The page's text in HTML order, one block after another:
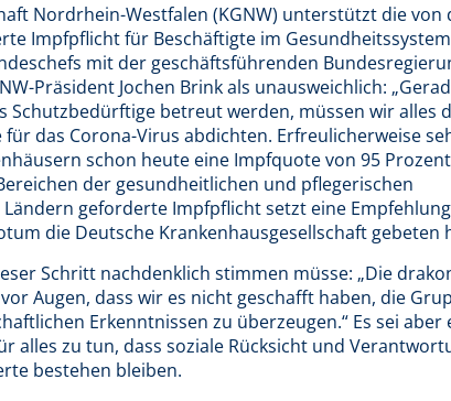
Nordrhein-Westfalen (KGNW) unterstützt die von
Impfpflicht für Beschäftigte im
mit der geschäftsführenden
Präsident Jochen Brink als unausweichlich:
Schutzbedürftige betreut werden, müssen wir alles
das Corona-Virus abdichten. Erfreulicherweise
schon heute eine Impfquote von 95
der gesundheitlichen und pflegerischen
geforderte Impfpflicht setzt eine
die Deutsche Krankenhausgesellschaft gebeten
Schritt nachdenklich stimmen müsse: „Die
Augen, dass wir es nicht geschafft haben, die
Erkenntnissen zu überzeugen.“ Es sei aber
alles zu tun, dass soziale Rücksicht und
bestehen bleiben.